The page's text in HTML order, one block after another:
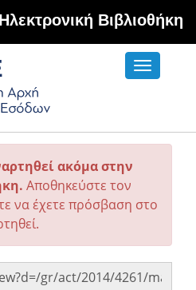
Hλεκτρονική Βιβλιοθήκη
Toggle
ακόμα στην
Αποθηκεύστε τον
να έχετε πρόσβαση στο